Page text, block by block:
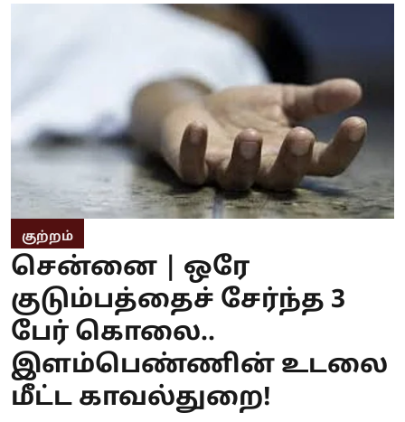
குற்றம்
சென்னை | ஒரே
குடும்பத்தைச் சேர்ந்த 3
பேர் கொலை..
இளம்பெண்ணின் உடலை
மீட்ட காவல்துறை!